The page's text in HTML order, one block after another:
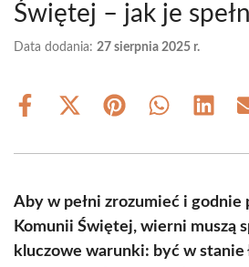
Świętej – jak je
Data dodania: 27 sierpnia 2025 r.
Share
Share
(Twitter)
Share Share Share
Aby w pełni zrozumieć i godnie
Komunii Świętej, wierni muszą
kluczowe warunki: być w stanie